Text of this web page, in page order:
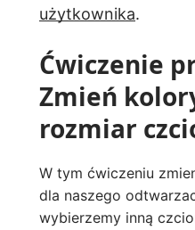
użytkownika.
Ćwiczenie
Zmień
rozmiar
W tym ćwiczeniu
dla naszego
wybierzemy inną